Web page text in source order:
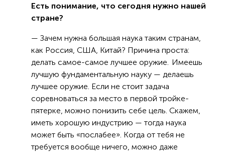
Есть понимание, что сегодня нужно нашей
стране?
— Зачем нужна большая наука таким странам,
как Россия, США, Китай? Причина проста:
делать самое-самое лучшее оружие. Имеешь
лучшую фундаментальную науку — делаешь
лучшее оружие. Если не стоит задача
соревноваться за место в первой тройке-
пятерке, можно понизить себе цель. Скажем,
иметь хорошую индустрию — тогда наука
может быть «послабее». Когда от тебя не
требуется вообще ничего, можно даже